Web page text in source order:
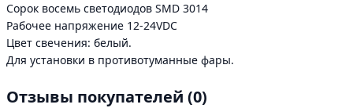
Cорок восемь светодиодов SMD 3014
Рабочее напряжение 12-24VDC
Цвет свечения: белый.
Для установки в противотуманные фары.
Отзывы покупателей (0)